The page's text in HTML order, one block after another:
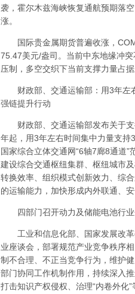
袭，霍尔木兹海峡恢复通航预期落
涨。
国际贵金属期货普遍收涨，
75.47美元/盎司。当前中东地缘冲
压制，多空交织下当前支撑力量占据
财政部、交通运输部：用3年左
强链提升行动
财政部、交通运输部发布关于支
年起，用3年左右时间集中力量支
国家综合立体交通网“6轴7廊8通道
建设综合交通枢纽集群、枢纽城市
转换效率、组织模式创新效力、综
的运输能力，加快形成内外联通、安
四部门召开动力及储能电池行业
工业和信息化部、国家发展改革
业座谈会，部署规范产业竞争秩序
制不合理、不正当竞争行为，维护
部门协同工作机制作用，持续深入
打击知识产权侵权、治理“内卷外化